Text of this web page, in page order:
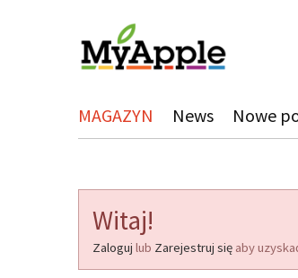
MAGAZYN News Nowe
Witaj!
Zaloguj lub Zarejestruj się aby